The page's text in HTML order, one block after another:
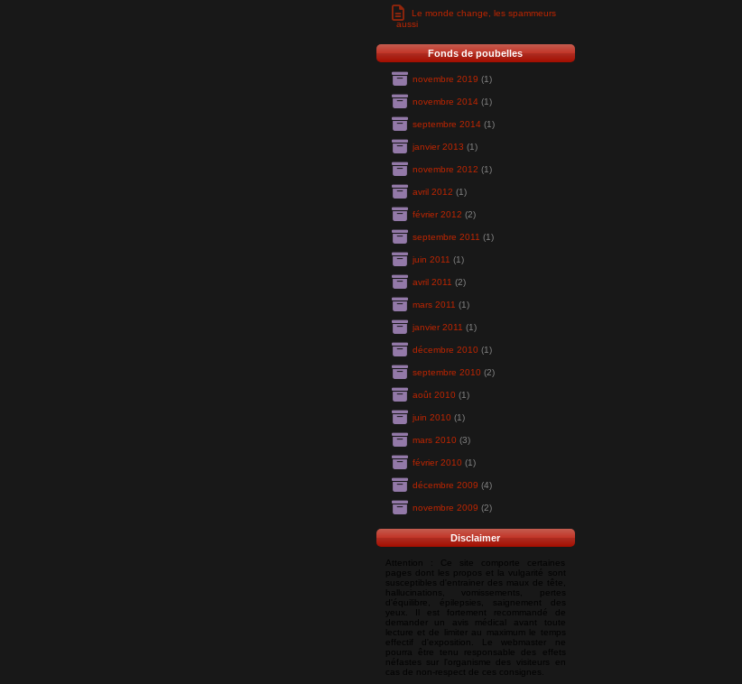
Le monde change, les spammeurs
aussi
Fonds de poubelles
novembre 2019 (1)
novembre 2014(1)
septembre 2014(1)
janvier 2013 (1)
novembre 2012 (1)
avril 2012 (1)
février 2012 (2)
septembre 2011 (1)
juin 2011 (1)
avril 2011 (2)
mars 2011 (1)
janvier 2011 (1)
décembre 2010(1)
septembre 2010(2)
août 2010(1)
juin 2010(1)
mars 2010(3)
février 2010(1)
décembre 2009 (4)
novembre 2009 (2)
Disclaimer
susceptibles d'entrainer des maux de tête,
yeux. Il est fortement recommandé de
lecture et de limiter au maximum le temps
effectif d'exposition. Le webmaster ne